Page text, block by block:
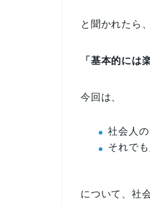
と聞かれたら
「基本的には
今回は、
社会人
それで
について、社